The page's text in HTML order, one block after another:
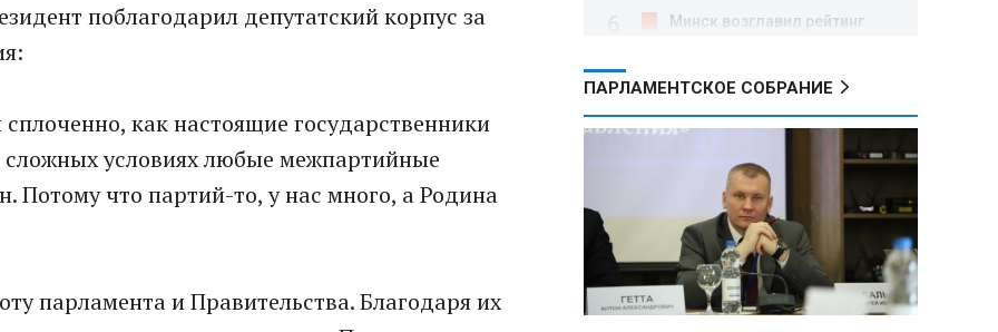
поблагодарил депутатский корпус за
как настоящие государственники
условиях любые межпартийные
Потому что партий-то, у нас много, а Родина
парламента и Правительства. Благодаря их
Минск возглавил рейтинг
Минобороны РФ: при
освобождении Анискино ВСУ
понесли большие потери, часть
военных сдалась в плен
Александр Лукашенко:
Россияне «услышали батьку» и
скупают пустующие дома в
белорусских деревнях
ПАРЛАМЕНТСКОЕ СОБРАНИЕ